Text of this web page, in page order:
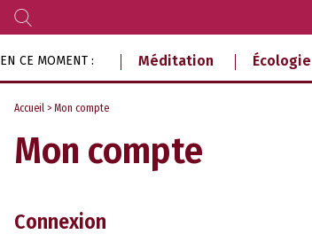
RECHERCHER
EN CE MOMENT : Méditation Écologie
Accueil > Mon compte
Mon compte
Connexion